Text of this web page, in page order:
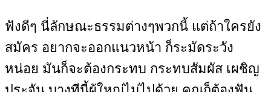
ฟังดีๆ นี่ลักษณะธรรมต่างๆพวกนี้ แต่ถ้าใครยัง
สมัคร อยากจะออกแนวหน้า ก็ระมัดระวัง
หน่อย มันก็จะต้องกระทบ กระทบสัมผัส เผชิญ